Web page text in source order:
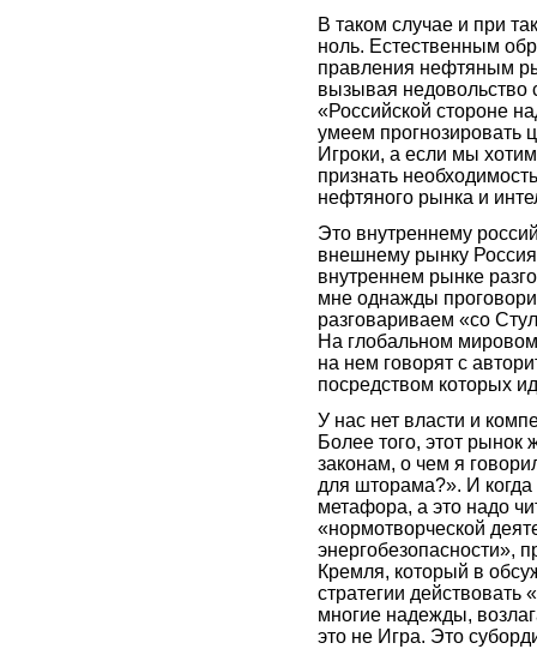
В таком случае и при
ноль. Естественным
правления нефтяным
вызывая недовольство
«Российской стороне
умеем прогнозировать
Игроки, а если мы
признать
нефтяного рынка и
Это внутреннему
внешнему рынку
внутреннем рынке
мне однажды
разговариваем «со
На глобальном
на нем говорят с
посредством которых
У нас нет власти и
Более того, этот рынок
законам, о чем я
для шторама?». И
метафора, а это надо
«нормотворческой
энергобезопасности»,
Кремля, который в
стратегии действовать
многие надежды,
это не Игра. Это